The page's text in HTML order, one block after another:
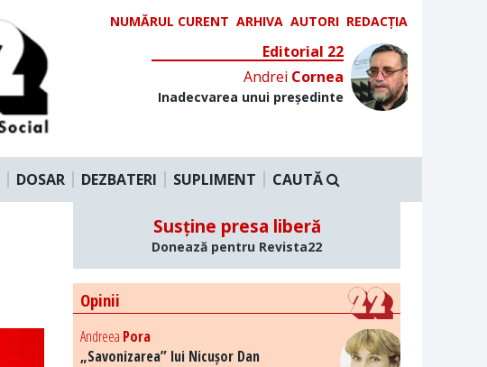
NUMĂRUL CURENT ARHIVA AUTORI REDACȚIA
Editorial 22
Andrei Cornea
Inadecvarea unui președinte
DOSAR DEZBATERI SUPLIMENT CAUTĂ
Susține presa liberă
Donează pentru Revista22
Opinii
Andreea Pora
„Savonizarea” lui Nicușor Dan